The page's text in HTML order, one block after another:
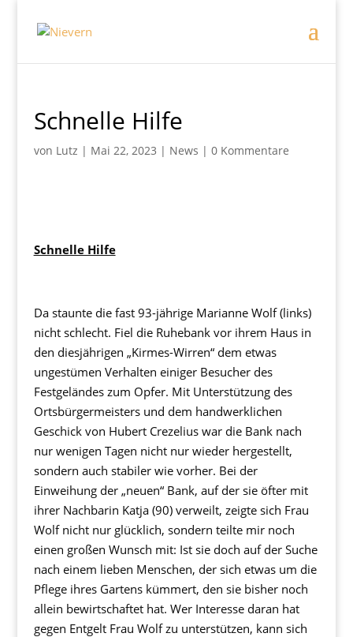
Schnelle Hilfe
von Lutz | Mai 22, 2023 | News | 0 Kommentare
Schnelle Hilfe
Da staunte die fast 93-jährige Marianne Wolf (links)
nicht schlecht. Fiel die Ruhebank vor ihrem Haus in
den diesjährigen „Kirmes-Wirren“ dem etwas
ungestümen Verhalten einiger Besucher des
Festgeländes zum Opfer. Mit Unterstützung des
Ortsbürgermeisters und dem handwerklichen
Geschick von Hubert Crezelius war die Bank nach
nur wenigen Tagen nicht nur wieder hergestellt,
sondern auch stabiler wie vorher. Bei der
Einweihung der „neuen“ Bank, auf der sie öfter mit
ihrer Nachbarin Katja (90) verweilt, zeigte sich Frau
Wolf nicht nur glücklich, sondern teilte mir noch
einen großen Wunsch mit: Ist sie doch auf der Suche
nach einem lieben Menschen, der sich etwas um die
Pflege ihres Gartens kümmert, den sie bisher noch
allein bewirtschaftet hat. Wer Interesse daran hat
gegen Entgelt Frau Wolf zu unterstützen, kann sich